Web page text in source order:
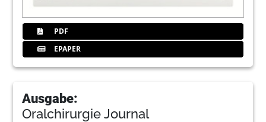
PDF
EPAPER
Ausgabe:
Oralchirurgie Journal